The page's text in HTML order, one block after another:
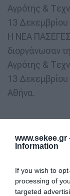
www.sekee.gr
Information
If you wish to
processing of
targeted
Αγρότης &
13
H ΝΕΑ
διοργάνωσαν
Αγρότης &
13 Δεκεμβρίου
Αθήνα.
Ο Παντελής
επεσήμανε ότι
οικονομίας
δεδομένο ότι